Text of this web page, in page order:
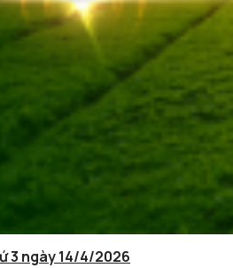
3 ngày 14/4/2026